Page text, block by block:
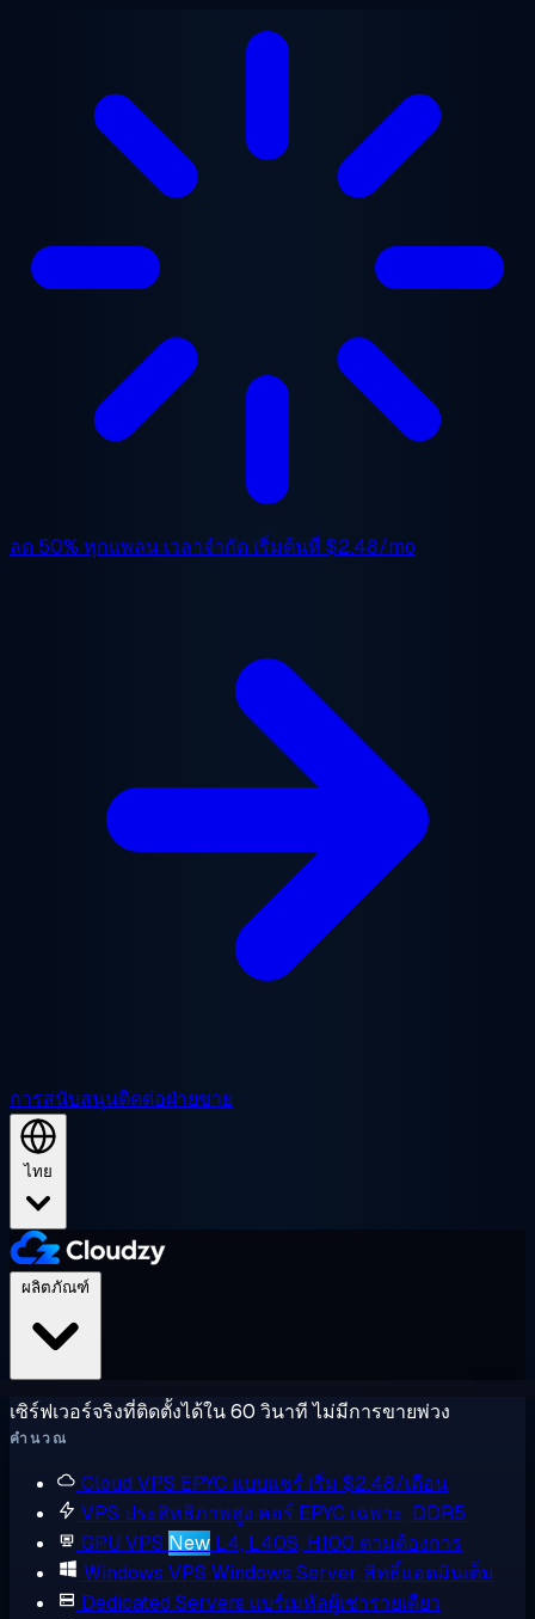
ลด 50% ทุกแพลน เวลาจำกัด เริ่มต้นที่ $2.48/mo
การสนับสนุนติดต่อฝ่ายขาย
ไทย
เซิร์ฟเวอร์จริงที่ติดตั้งได้ใน 60 วินาที ไม่มีการขายพ่วง
คำนวณ
Cloud VPS EPYC แบบแชร์ เริ่ม $2.48/เดือน
VPS ประสิทธิภาพสูง คอร์ EPYC เฉพาะ, DDR5
GPU VPS New L4, L40S, H100 ตามต้องการ
Windows VPS Windows Server, สิทธิ์แอดมินเต็ม
Dedicated Servers แบร์เมทัลผู้เช่ารายเดียว